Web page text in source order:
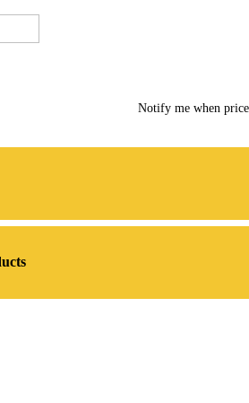
Notify me when